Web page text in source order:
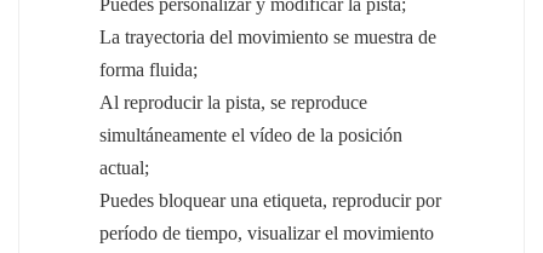
La trayectoria del movimiento se muestra de
forma fluida;
Al reproducir la pista, se reproduce
simultáneamente el vídeo de la posición
actual;
Puedes bloquear una etiqueta, reproducir por
período de tiempo, visualizar el movimiento